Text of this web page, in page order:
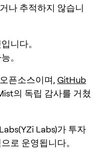
나 추적하지 않습니
니다。
。
픈소스이며, GitHub
의 독립 감사를 거쳤
Labs)가 투자
로 운영됩니다。